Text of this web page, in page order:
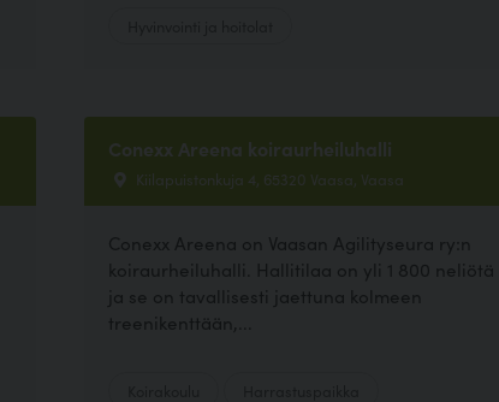
Conexx Areena koiraurheiluhalli
Kiilapuistonkuja 4, 65320 Vaasa, Vaasa
Conexx Areena on Vaasan Agilityseura ry:n
koiraurheiluhalli. Hallitilaa on yli 1 800 neliötä
ja se on tavallisesti jaettuna kolmeen
treenikenttään,...